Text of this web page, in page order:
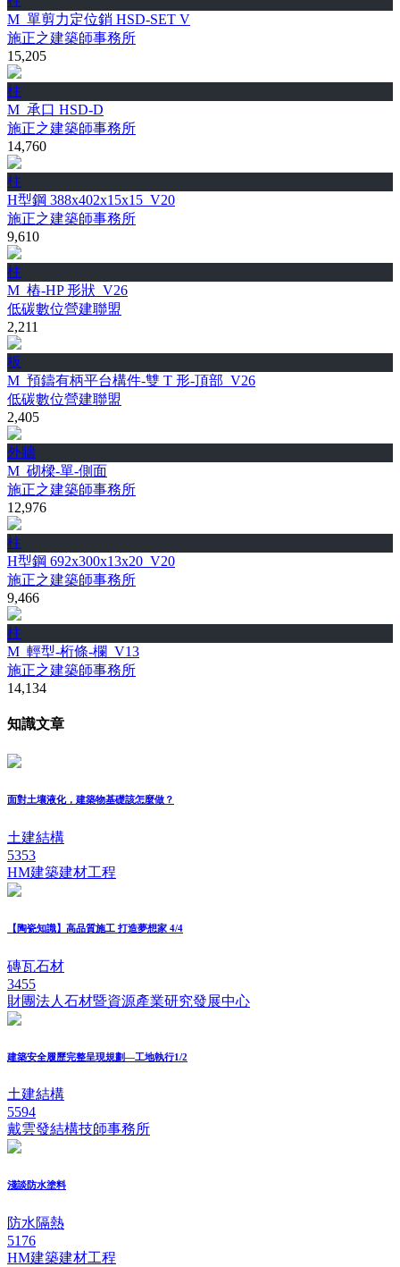
M_單剪力定位銷 HSD-SET V
施正之建築師事務所
15,205
柱
M_承口 HSD-D
施正之建築師事務所
14,760
柱
H型鋼 388x402x15x15_V20
施正之建築師事務所
9,610
柱
M_樁-HP 形狀_V26
低碳數位營建聯盟
2,211
板
M_預鑄有柄平台構件-雙 T 形-頂部_V26
低碳數位營建聯盟
2,405
外牆
M_砌樑-單-側面
施正之建築師事務所
12,976
柱
H型鋼 692x300x13x20_V20
施正之建築師事務所
9,466
柱
M_輕型-桁條-欄_V13
施正之建築師事務所
14,134
知識文章
面對土壤液化，建築物基礎該怎麼做？
土建結構
5353
HM建築建材工程
【陶瓷知識】高品質施工 打造夢想家 4/4
磚瓦石材
3455
財團法人石材暨資源產業研究發展中心
建築安全履歷完整呈現規劃—工地執行1/2
土建結構
5594
戴雲發結構技師事務所
淺談防水塗料
防水隔熱
5176
HM建築建材工程